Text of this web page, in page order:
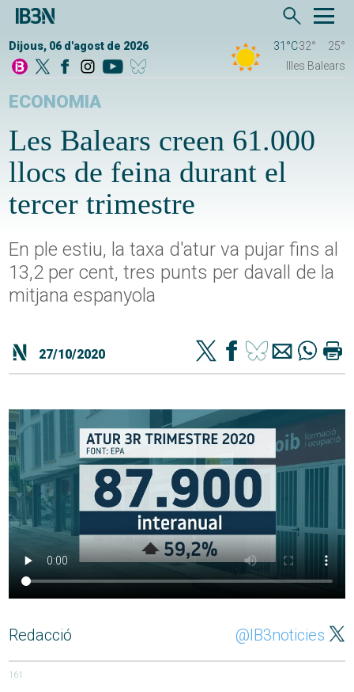
Dijous, 06 d'agost de 2026 31°C32°
25°
Illes Balears
ECONOMIA
Les Balears creen 61.000
llocs de feina durant el
tercer trimestre
En ple estiu, la taxa d'atur va pujar fins al
13,2 per cent, tres punts per davall de la
mitjana espanyola
27/10/2020
Redacció @IB3noticies
161